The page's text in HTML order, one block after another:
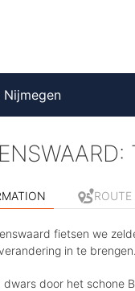
Nijmegen
ROUTE
fietsen we
in te brengen.
dwars door het schone